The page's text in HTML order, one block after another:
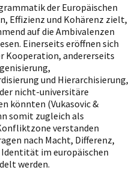
der Europäischen
Effizienz und Kohärenz zielt,
auf die Ambivalenzen
Einerseits eröffnen sich
Kooperation, andererseits
und Hierarchisierung,
nicht-universitäre
könnten (Vukasovic &
somit zugleich als
verstanden
nach Macht, Differenz,
im europäischen
werden.